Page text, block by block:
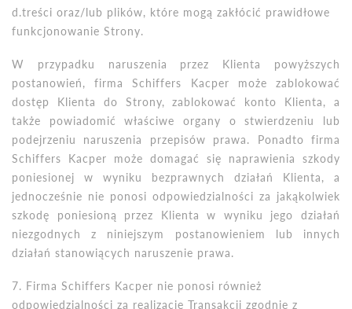
d.treści oraz/lub plików, które mogą zakłócić prawidłowe
funkcjonowanie Strony.
W przypadku naruszenia przez Klienta powyższych
postanowień, firma Schiffers Kacper może zablokować
dostęp Klienta do Strony, zablokować konto Klienta, a
także powiadomićwłaściwe organy o stwierdzeniu lub
podejrzeniu naruszenia przepisów prawa. Ponadto firma
Schiffers Kacper może domagać się naprawienia szkody
poniesionej w wyniku bezprawnych działań Klienta, a
jednocześnie nie ponosi odpowiedzialności za jakąkolwiek
szkodę poniesioną przez Klienta w wyniku jego działań
niezgodnych z niniejszym postanowieniem lub innych
działań stanowiących naruszenie prawa.
7. Firma Schiffers Kacper nie ponosi również
odpowiedzialności za realizację Transakcji zgodnie z